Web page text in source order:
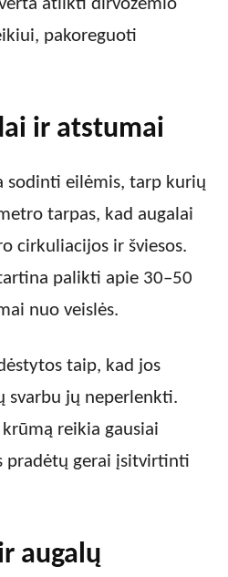
atlikti dirvožemio
pakoreguoti
ir atstumai
sodinti eilėmis, tarp kurių
tarpas, kad augalai
cirkuliacijos ir šviesos.
palikti apie 30–50
nuo veislės.
taip, kad jos
svarbu jų neperlenkti.
reikia gausiai
pradėtų gerai įsitvirtinti
augalų